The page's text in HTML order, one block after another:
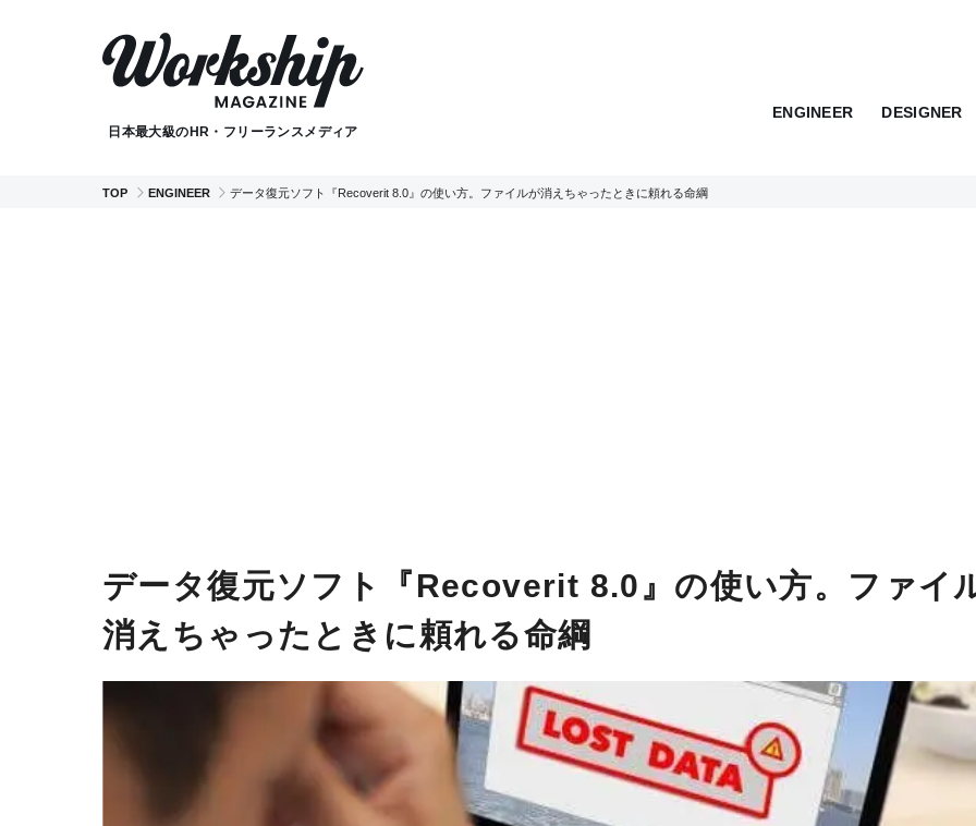
日本最大級のHR・フリーランスメディア
ENGINEER DESIGNER
TOP ENGINEER データ復元ソフト『Recoverit 8.0』の使い方。ファイルが消えちゃったときに頼れる命綱
データ復元ソフト『Recoverit 8.0』の使い方。ファイ
消えちゃったときに頼れる命綱